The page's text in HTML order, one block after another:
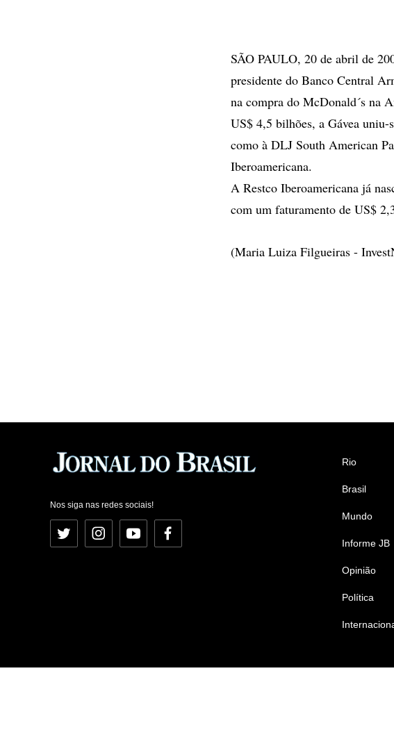
SÃO PAULO, 20 de abril de
presidente do Banco Central
na compra do McDonald´s na
US$ 4,5 bilhões, a Gávea
como à DLJ South American
Iberoamericana.
A Restco Iberoamericana já
com um faturamento de US$
(Maria Luiza Filgueiras -
Nos siga nas redes sociais!
Twitter InstagramYouTubeFacebook
Rio
Brasil
Mundo
Informe JB
Opinião
Política